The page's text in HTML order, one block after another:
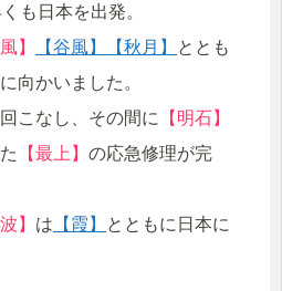
も日本を出発。
】 【谷風】 【秋月】
ととも
向かいました。
こなし、その間に
【明石】
【最上】 の応急修理が完
】 は 【霞】
とともに日本に